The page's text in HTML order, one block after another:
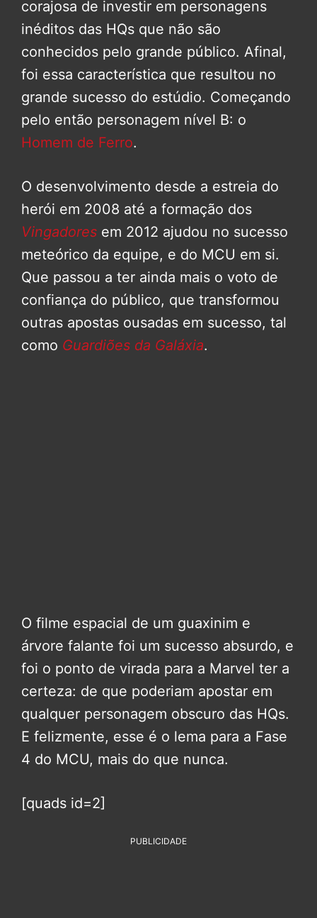
corajosa de investir em personagens
inéditos das HQs que não são
conhecidos pelo grande público. Afinal,
foi essa característica que resultou no
grande sucesso do estúdio. Começando
pelo então personagem nível B: o
Homem de Ferro.
O desenvolvimento desde a estreia do
herói em 2008 até a formação dos
Vingadores em 2012 ajudou no sucesso
meteórico da equipe, e do MCU em si.
Que passou a ter ainda mais o voto de
confiança do público, que transformou
outras apostas ousadas em sucesso, tal
como Guardiões da Galáxia.
O filme espacial de um guaxinim e
árvore falante foi um sucesso absurdo, e
foi o ponto de virada para a Marvel ter a
certeza: de que poderiam apostar em
qualquer personagem obscuro das HQs.
E felizmente, esse é o lema para a Fase
4 do MCU, mais do que nunca.
[quads id=2]
PUBLICIDADE